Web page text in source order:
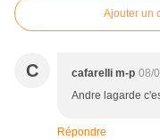
Ajouter un
C cafarelli m-p 08/
Andre lagarde
Répondre